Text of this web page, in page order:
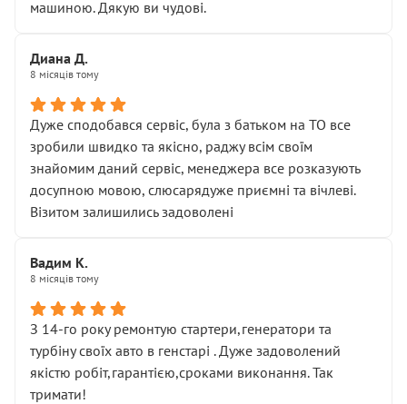
машиною. Дякую ви чудові.
Диана Д.
8 місяців тому
Дуже сподобався сервіс, була з батьком на ТО все
зробили швидко та якісно, раджу всім своїм
знайомим даний сервіс, менеджера все розказують
досупною мовою, слюсарядуже приємні та вічлеві.
Візитом залишились задоволені
Вадим К.
8 місяців тому
З 14-го року ремонтую стартери,генератори та
турбіну своїх авто в генстарі . Дуже задоволений
якістю робіт,гарантією,сроками виконання. Так
тримати!